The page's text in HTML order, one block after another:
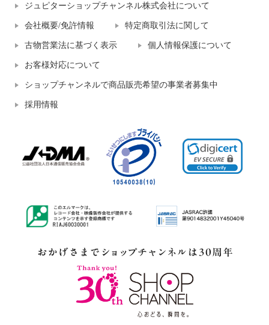
ジュピターショップチャンネル株式会社について
会社概要/免許情報 特定商取引法に関して
古物営業法に基づく表示 個人情報保護について
お客様対応について
ショップチャンネルで商品販売希望の事業者募集中
採用情報